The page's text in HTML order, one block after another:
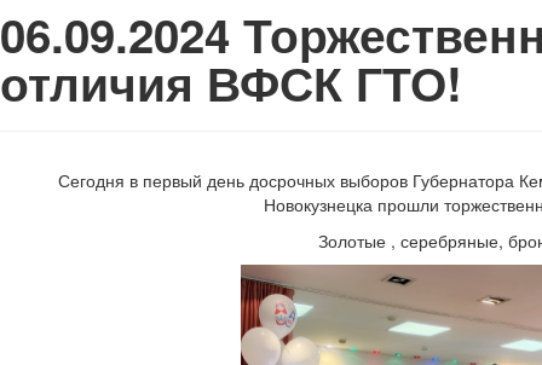
06.09.2024
отличия ВФСК ГТО!
Сегодня в первый день досрочных выборов Губернатора
Новокузнецка прошли
Золотые , серебряные,